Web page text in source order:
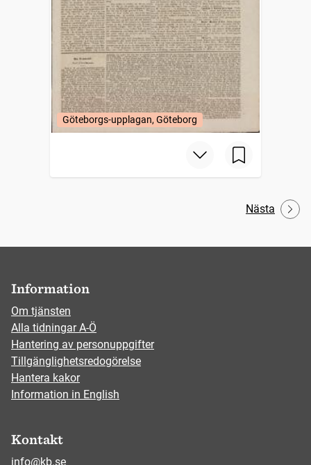
Göteborgs-upplagan, Göteborg
Nästa
Information
Om tjänsten
Alla tidningar A-Ö
Hantering av personuppgifter
Tillgänglighetsredogörelse
Hantera kakor
Information in English
Kontakt
info@kb.se